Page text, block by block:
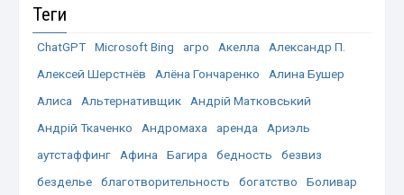
Теги
ChatGPT Microsoft Bing агро Акелла
Александр П.
Алексей Шерстнёв
Алёна Гончаренко
Алина Бушер
Алиса
Альтернативщик
Андрій Матковський
Андрій Ткаченко
Андромаха аренда
Ариэль
аутстаффинг
Афина Багира бедность
безвиз
безделье
благотворительность богатство
Боливар